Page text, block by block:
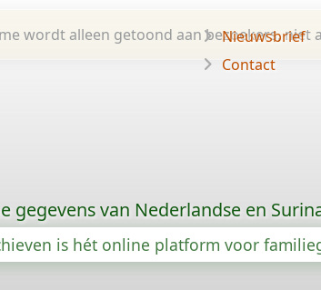
wordt alleen getoond aan bezoekers, niet
Nieuwsbrief
Contact
gegevens van Nederlandse en
is hét online platform voor